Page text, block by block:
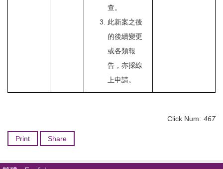
查。
此新案之後
的後續變更
或各類報
告，亦採線
上申請。
Click Num: 467
Print Share